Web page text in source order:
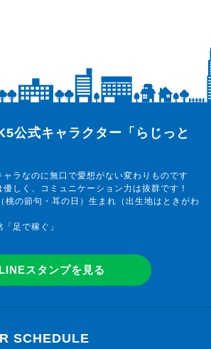
公式キャラクター「らじっと
ャラなのに無口で愛想がない変わりものです
優しく、コミュニケーション力は抜群です！
桃の節句・耳の日）生まれ（出生地はときがわ
足で稼ぐ」
LINEスタンプを見る
SCHEDULE